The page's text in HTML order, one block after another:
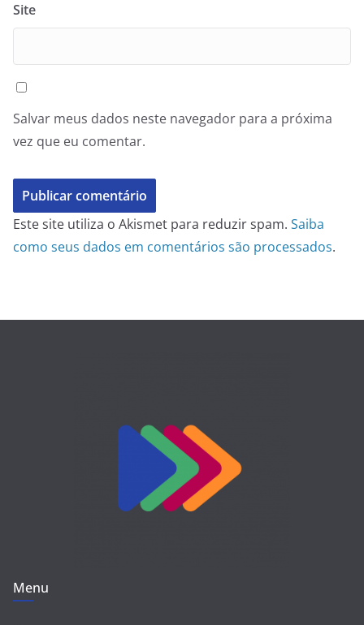
Site
Salvar meus dados neste navegador para a próxima
vez que eu comentar.
Este site utiliza o Akismet para reduzir spam. Saiba
como seus dados em comentários são processados.
Menu